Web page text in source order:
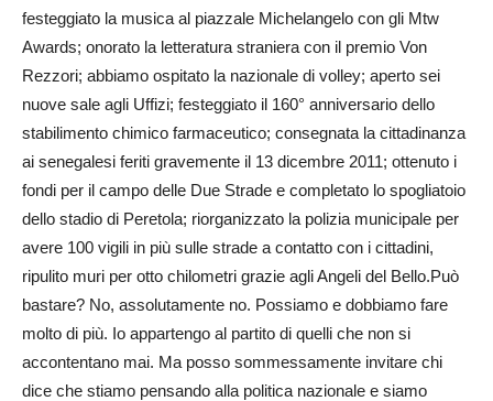
festeggiato la musica al piazzale Michelangelo con gli Mtw
Awards; onorato la letteratura straniera con il premio Von
Rezzori; abbiamo ospitato la nazionale di volley; aperto sei
nuove sale agli Uffizi; festeggiato il 160° anniversario dello
stabilimento chimico farmaceutico; consegnata la cittadinanza
ai senegalesi feriti gravemente il 13 dicembre 2011; ottenuto i
fondi per il campo delle Due Strade e completato lo spogliatoio
dello stadio di Peretola; riorganizzato la polizia municipale per
avere 100 vigili in più sulle strade a contatto con i cittadini,
ripulito muri per otto chilometri grazie agli Angeli del Bello.Può
bastare? No, assolutamente no. Possiamo e dobbiamo fare
molto di più. Io appartengo al partito di quelli che non si
accontentano mai. Ma posso sommessamente invitare chi
dice che stiamo pensando alla politica nazionale e siamo